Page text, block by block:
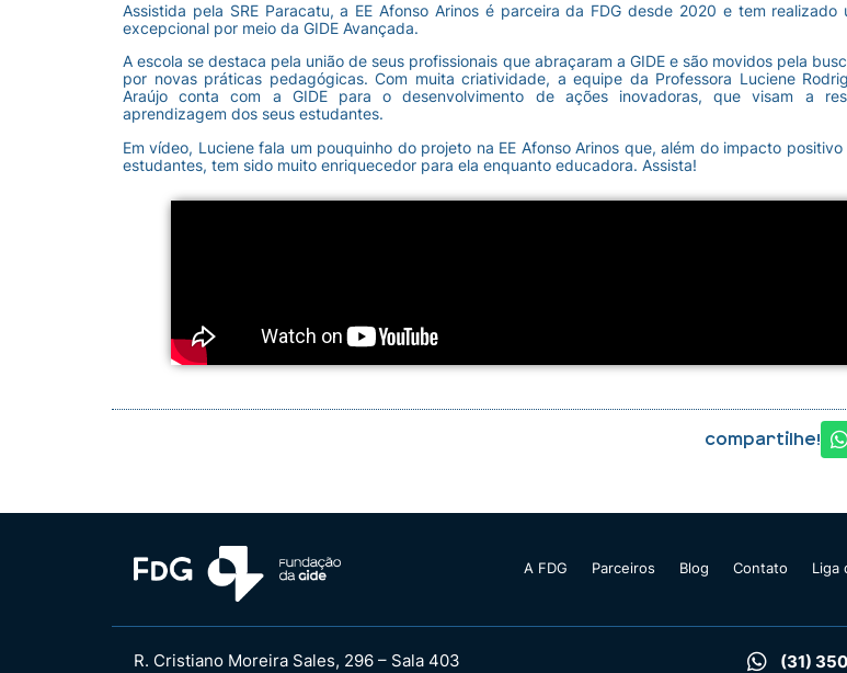
Assistida pela SRE Paracatu, a EE Afonso Arinos é parceira da FDG desde 2020 e tem realizado
excepcional por meio da GIDE Avançada.
A escola se destaca pela união de seus profissionais que abraçaram a GIDE e são movidos pela
por novas práticas pedagógicas. Com muita criatividade, a equipe da Professora Luciene
Araújo conta com a GIDE para o desenvolvimento de ações inovadoras, que visam a
aprendizagem dos seus estudantes.
Em vídeo, Luciene fala um pouquinho do projeto na EE Afonso Arinos que, além do impacto
estudantes, tem sido muito enriquecedor para ela enquanto educadora. Assista!
Compartilhe!
A FDG Parceiros Blog Contato Liga
R. Cristiano Moreira Sales, 296 – Sala 403
(31)